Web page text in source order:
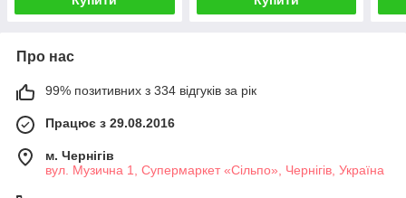
Про нас
99% позитивних з 334 відгуків за рік
Працює з 29.08.2016
м. Чернігів
вул. Музична 1, Супермаркет «Сільпо», Чернігів, Україна